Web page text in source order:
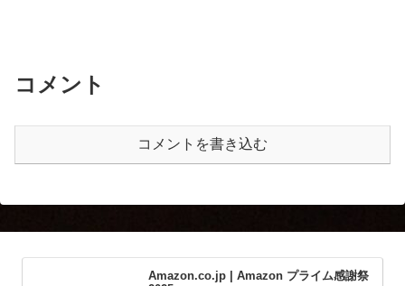
コメント
コメントを書き込む
Amazon.co.jp | Amazon プライム感謝祭